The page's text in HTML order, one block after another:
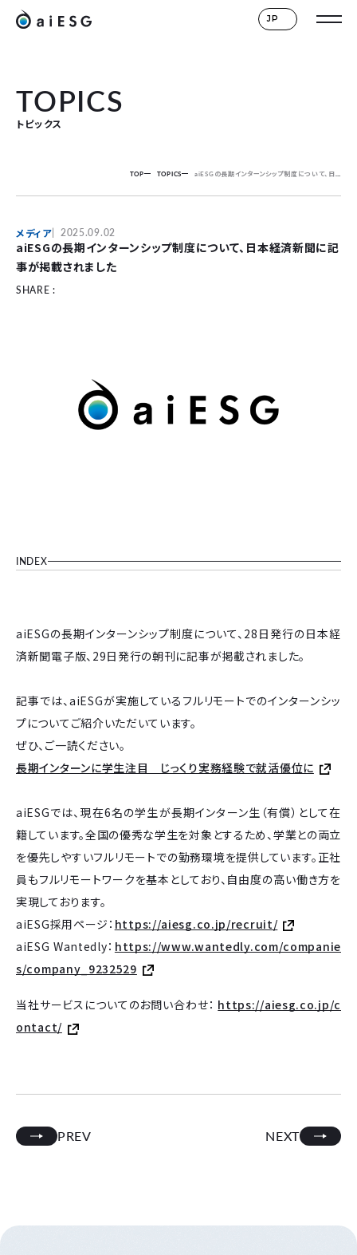
JP
TOPICS
トピックス
TOP TOPICS aiESGの長期インターンシップ制度について、日本経済新聞に記事が掲載されました
メディア 2025.09.02
aiESGの長期インターンシップ制度について、日本経済新聞に記
事が掲載されました
SHARE :
INDEX
aiESGの長期インターンシップ制度について、28日発行の日本経
済新聞電子版、29日発行の朝刊に記事が掲載されました。
記事では、aiESGが実施しているフルリモートでのインターンシッ
プについてご紹介いただいています。
ぜひ、ご一読ください。
長期インターンに学生注目 じっくり実務経験で就活優位に
aiESGでは、現在6名の学生が長期インターン生（有償）として在
籍しています。全国の優秀な学生を対象とするため、学業との両立
を優先しやすいフルリモートでの勤務環境を提供しています。正社
員もフルリモートワークを基本としており、自由度の高い働き方を
実現しております。
aiESG採用ページ： https://aiesg.co.jp/recruit/
aiESG Wantedly： https://www.wantedly.com/companie
s/company_9232529
当社サービスについてのお問い合わせ： https://aiesg.co.jp/c
ontact/
PREV NEXT